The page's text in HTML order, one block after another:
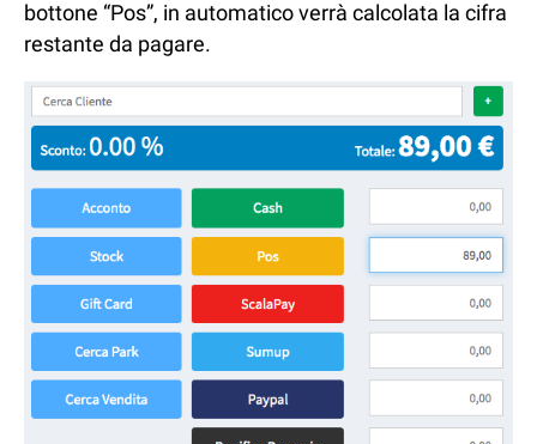
bottone “Pos”, in automatico verrà calcolata la cifra
restante da pagare.